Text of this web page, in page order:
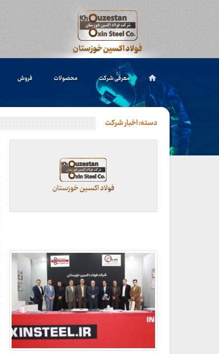
معرفی شرکت محصولات فروش
دسته:اخبار شرکت